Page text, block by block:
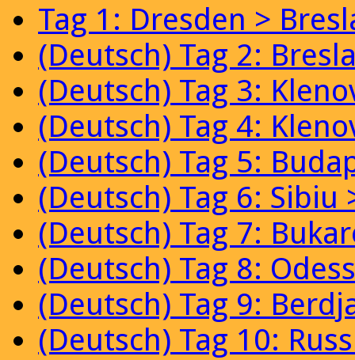
Tag 1: Dresden >
(Deutsch) Tag 2:
(Deutsch) Tag 3:
(Deutsch) Tag 4:
(Deutsch) Tag 5:
(Deutsch) Tag 6: Sibiu
(Deutsch) Tag 7:
(Deutsch) Tag 8:
(Deutsch) Tag 9:
(Deutsch) Tag 10: